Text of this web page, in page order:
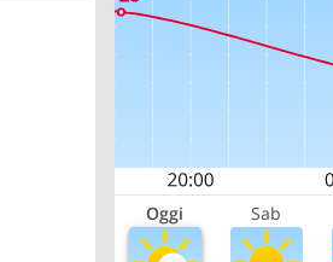
Oggi Sab